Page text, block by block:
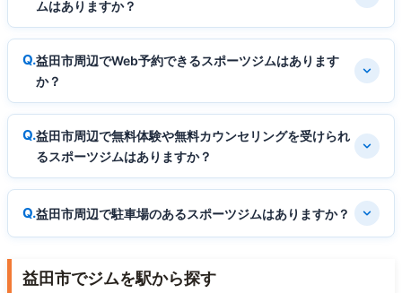
ムはありますか？
益田市周辺でWeb予約できるスポーツジムはあります
か？
益田市周辺で無料体験や無料カウンセリングを受けられ
るスポーツジムはありますか？
益田市周辺で駐車場のあるスポーツジムはありますか？
益田市でジムを駅から探す